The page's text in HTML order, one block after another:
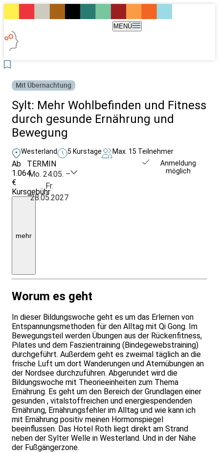
MENÜ
Mit Übernachtung
Sylt: Mehr Wohlbefinden und Fitness
durch gesunde Ernährung und
Bewegung
Westerland 5 Kurstage Max. 15 Teilnehmer
Ab
1.064
€
Kursgebühr
inkl.4
2er
mehr
TERMIN
Mo. 24.05. –
Fr.
28.05.2027
Anmeldung
möglich
Worum es geht
In dieser Bildungswoche geht es um das Erlernen von
Entspannungsmethoden für den Alltag mit Qi Gong. Im
Bewegungsteil werden Übungen aus der Rückenfitness,
Pilates und dem Faszientraining (Bindegewebstraining)
durchgeführt. Außerdem geht es zweimal täglich an die
frische Luft um dort Wanderungen und Atemübungen an
der Nordsee durchzuführen. Abgerundet wird die
Bildungswoche mit Theorieeinheiten zum Thema
Ernährung. Es geht um den Bereich der Grundlagen einer
gesunden , vitalstoffreichen und energiespendenden
Ernährung, Ernährungsfehler im Alltag und wie kann ich
mit Ernährung positiv meinen Hormonspiegel
beeinflussen. Das Hotel Roth liegt direkt am Strand
neben der Sylter Welle in Westerland. Und in der Nähe
der Fußgängerzone.